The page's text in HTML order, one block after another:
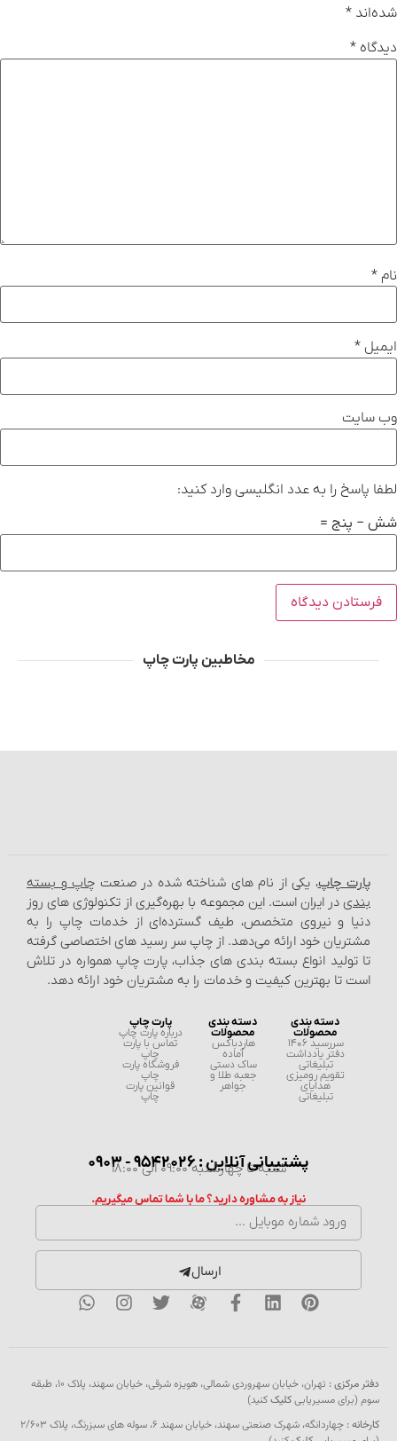
شده‌اند *
دیدگاه *
نام *
ایمیل *
وب‌ سایت
لطفا پاسخ را به عدد انگلیسی وارد کنید:
شش − پنج =
مخاطبین پارت چاپ
پارت چاپ، یکی از نام‌ های شناخته شده در صنعت چاپ و بسته‌
بندی در ایران است. این مجموعه با بهره‌گیری از تکنولوژی‌ های روز
دنیا و نیروی متخصص، طیف گسترده‌ای از خدمات چاپ را به
مشتریان خود ارائه می‌دهد. از چاپ سر رسید های اختصاصی گرفته
تا تولید انواع بسته‌ بندی‌ های جذاب، پارت چاپ همواره در تلاش
است تا بهترین کیفیت و خدمات را به مشتریان خود ارائه دهد.
دسته بندی
محصولات
سررسید 1406
دفتر یادداشت
تبلیغاتی
تقویم رومیزی
هدایای
تبلیغاتی
دسته بندی
محصولات
هاردباکس
آماده
ساک دستی
جعبه طلا و
جواهر
پارت چاپ
درباره پارت چاپ
تماس با پارت
چاپ
فروشگاه پارت
چاپ
قوانین پارت
چاپ
پشتیبانی آنلاین : 9542026 - 0903
شنبه تا چهارشنبه 09:00 الی 18:00
نیاز به مشاوره دارید؟ ما با شما تماس میگیریم.
ارسال
دفتر مرکزی :
تهران، خیابان سهروردی شمالی، هویزه شرقی، خیابان سهند، پلاک ۱۰، طبقه
سوم (برای مسیریابیکلیککنید)
کارخانه :
چهاردانگه، شهرک صنعتی سهند، خیابان سهند 6، سوله های سبزرنگ، پلاک 2/603